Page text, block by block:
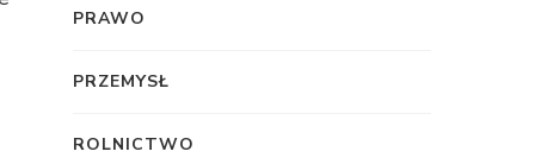
PRAWO
PRZEMYSŁ
ROLNICTWO